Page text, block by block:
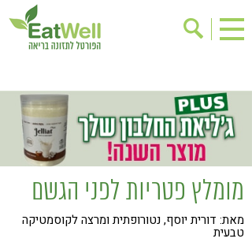
בישול בריא
אינדקס עסקים
ריפוי ומניעת מחלות
בריאות האישה
תוספי תזונה
מתכוני בריאות
אירועים
שינוי תזונתי
גישות בתזונה
דיאטה
מומלץ פטריות לפני הגשם
מאת: דורית יוסף, נטורופתית ומרצה לקוסמטיקה
טבעית